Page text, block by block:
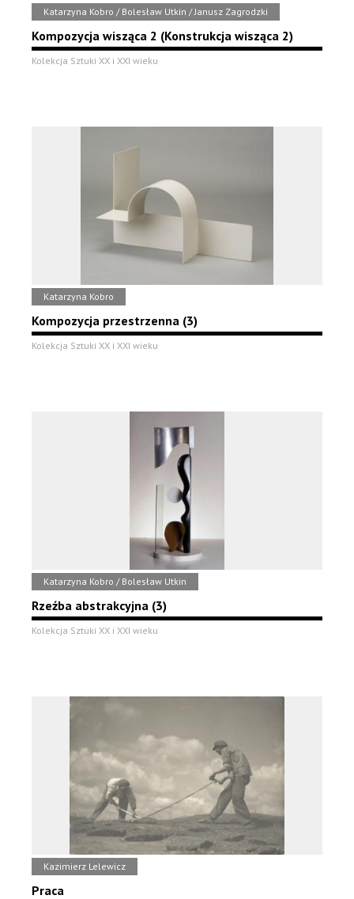
Katarzyna Kobro / Bolesław Utkin / Janusz Zagrodzki
Kompozycja wisząca 2 (Konstrukcja wisząca 2)
Kolekcja Sztuki XX i XXI wieku
Katarzyna Kobro
Kompozycja przestrzenna (3)
Kolekcja Sztuki XX i XXI wieku
Katarzyna Kobro / Bolesław Utkin
Rzeźba abstrakcyjna (3)
Kolekcja Sztuki XX i XXI wieku
Kazimierz Lelewicz
Praca